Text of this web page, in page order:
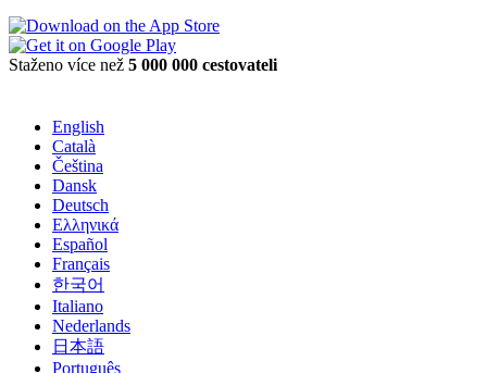
Staženo více než 5 000 000 cestovateli
English
Català
Čeština
Dansk
Deutsch
Ελληνικά
Español
Français
한국어
Italiano
Nederlands
日本語
Português